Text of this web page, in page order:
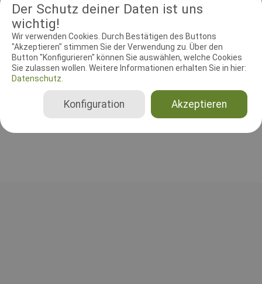
Der Schutz deiner Daten ist uns
wichtig!
Wir verwenden Cookies. Durch Bestätigen des Buttons
"Akzeptieren" stimmen Sie der Verwendung zu. Über den
Button "Konfigurieren" können Sie auswählen, welche Cookies
Sie zulassen wollen. Weitere Informationen erhalten Sie in hier:
Datenschutz.
Akzeptieren
Konfiguration
RICHTER UND HELFER
Agilityrichter
Deutschland